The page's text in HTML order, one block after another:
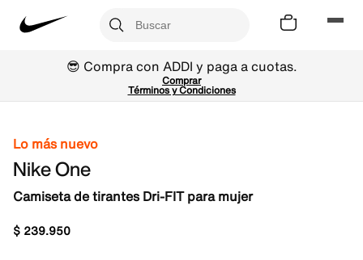
😎 Compra con ADDI y paga a cuotas.
Comprar
Términos y Condiciones
Lo más nuevo
Nike One
Camiseta de tirantes Dri-FIT para mujer
$ 239.950